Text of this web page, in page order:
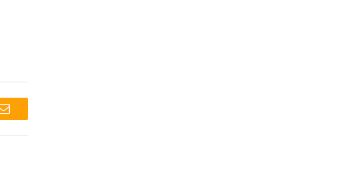
Email